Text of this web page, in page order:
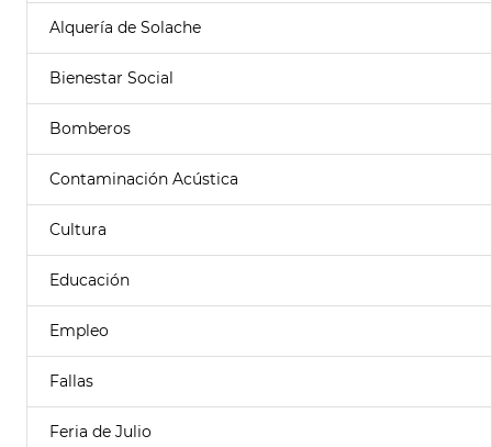
Alquería de Solache
Bienestar Social
Bomberos
Contaminación Acústica
Cultura
Educación
Empleo
Fallas
Feria de Julio